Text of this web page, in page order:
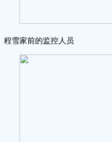
程雪家前的监控人员